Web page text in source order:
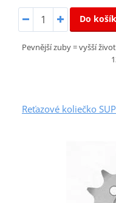
Do
Pevnější zuby = vyšší
Reťazové koliečko